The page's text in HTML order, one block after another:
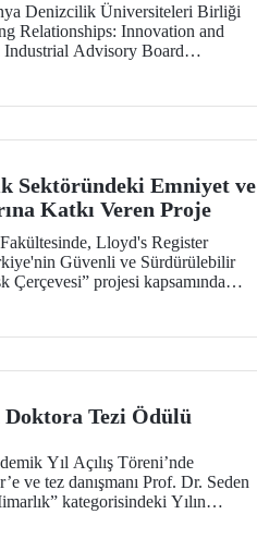
Denizcilik Üniversiteleri Birliği
Relationships: Innovation and
Advisory Board
ait Kurumsal Gelişim Projeleri
Sektöründeki Emniyet ve
Katkı Veren Proje
Lloyd's Register
Güvenli ve Sürdürülebilir
Çerçevesi” projesi kapsamında
Doktora Tezi Ödülü
Yıl Açılış Töreni’nde
ve tez danışmanı Prof. Dr. Seden
kategorisindeki Yılın